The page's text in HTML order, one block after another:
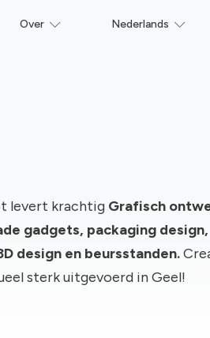
Over Nederlands
levert krachtig Grafisch
gadgets, packaging design,
design en beursstanden.
sterk uitgevoerd in Geel!